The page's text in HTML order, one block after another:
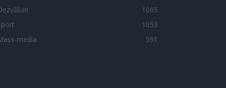
1065
1053
media
591